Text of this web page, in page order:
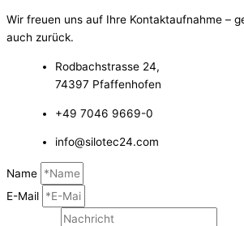
Wir freuen uns auf Ihre Kontaktaufnahme –
auch zurück.
Rodbachstrasse 24,
74397 Pfaffenhofen
+49 7046 9669-0
info@silotec24.com
Name
E-Mail